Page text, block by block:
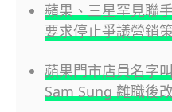
蘋果、三星罕見聯
要求停止爭議營銷
蘋果門市店員名字
Sam Sung 離職後